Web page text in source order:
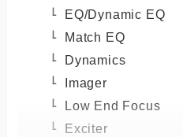
EQ/Dynamic EQ
Match EQ
Dynamics
Imager
Low End Focus
Exciter